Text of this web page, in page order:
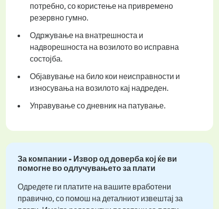
потребно, со користење на привремено
резервно гумно.
Одржување на внатрешноста и
надворешноста на возилото во исправна
состојба.
Објавување на било кои неисправности и
износувања на возилото кај надреден.
Управување со дневник на патување.
За компании - Извор од доверба кој ќе ви
помогне во одлучувањето за плати
Одредете ги платите на вашите вработени
правично, со помош на деталниот извештај за